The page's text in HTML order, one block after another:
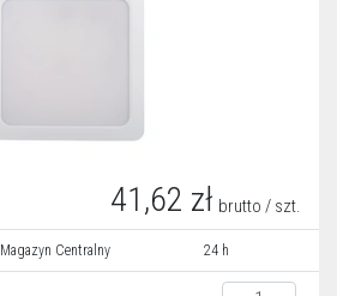
41,62 zł brutto / szt.
Magazyn Centralny 24 h